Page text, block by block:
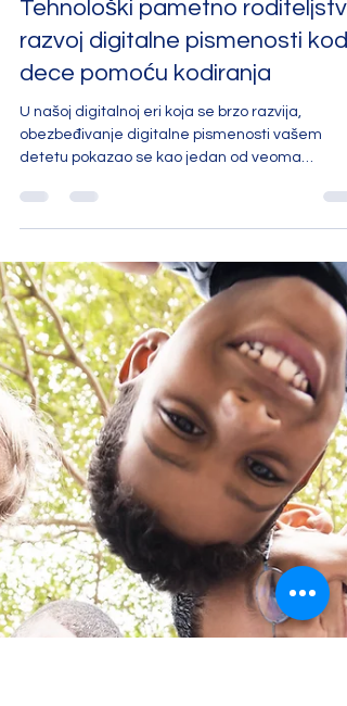
Oct 23, 2023 3 min read
Tehnološki pametno
razvoj digitalne pismenosti kod
dece pomoću kodiranja
U našoj digitalnoj eri koja se brzo razvija,
detetu pokazao se kao jedan od veoma
izazovnih...